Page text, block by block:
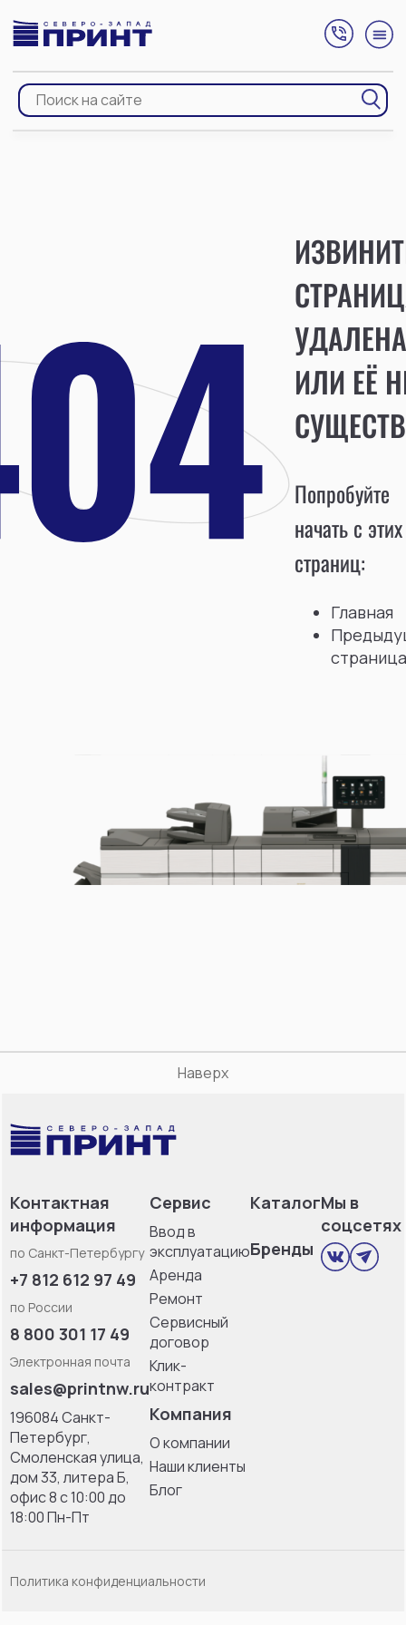
УДАЛЕНА
ИЛИ ЕЁ
Попробуйте
начать с этих
страниц:
Главная
страница
Наверх
Контактная
информация
по Санкт-Петербургу
+7 812 612 97 49
по России
8 800 301 17 49
Электронная почта
sales@printnw.ru
196084 Санкт-
Петербург,
Смоленская улица,
дом 33, литерa Б,
офис 8 с 10:00 до
18:00 Пн-Пт
Сервис
Ввод в
эксплуатацию
Аренда
Ремонт
Сервисный
договор
Клик-
контракт
Компания
О компании
Наши клиенты
Блог
Каталог
Бренды
Мы в
соцсетях
Политика конфиденциальности